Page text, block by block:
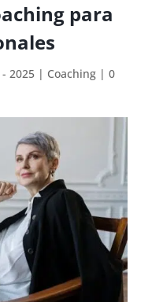
para
2025| Coaching| 0